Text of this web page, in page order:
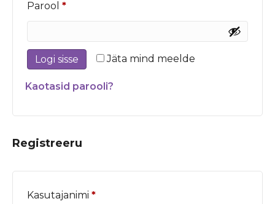
Parool *Nõutud
Jäta mind meelde
Logi sisse
Kaotasid parooli?
Registreeru
Kasutajanimi *Nõutud